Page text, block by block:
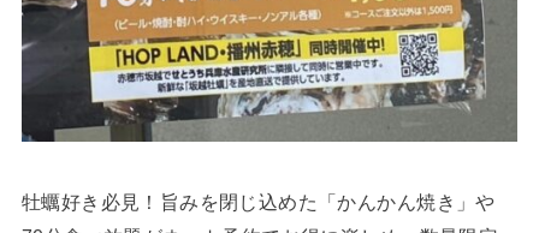
牡蠣好き必見！旨みを閉じ込めた「かんかん焼き」や